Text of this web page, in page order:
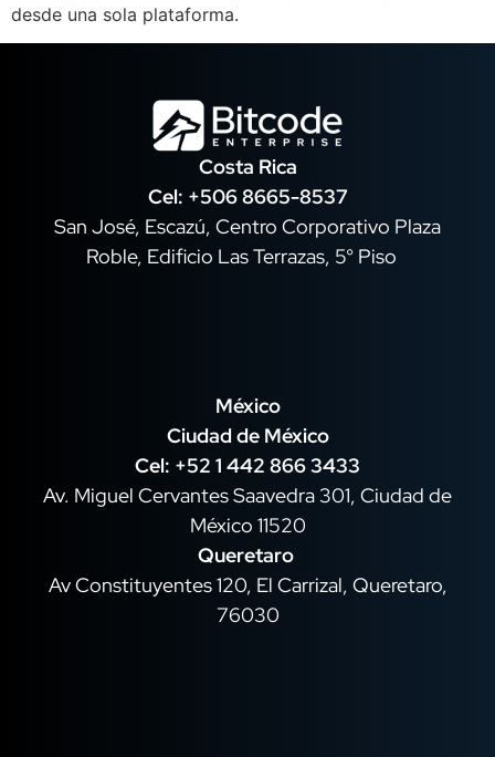
desde una sola plataforma.
Costa Rica
Cel: +506 8665-8537
San José, Escazú, Centro Corporativo Plaza
Roble, Edificio Las Terrazas, 5° Piso
México
Ciudad de México
Cel: +52 1 442 866 3433
Av. Miguel Cervantes Saavedra 301, Ciudad de
México 11520
Queretaro
Av Constituyentes 120, El Carrizal, Queretaro,
76030